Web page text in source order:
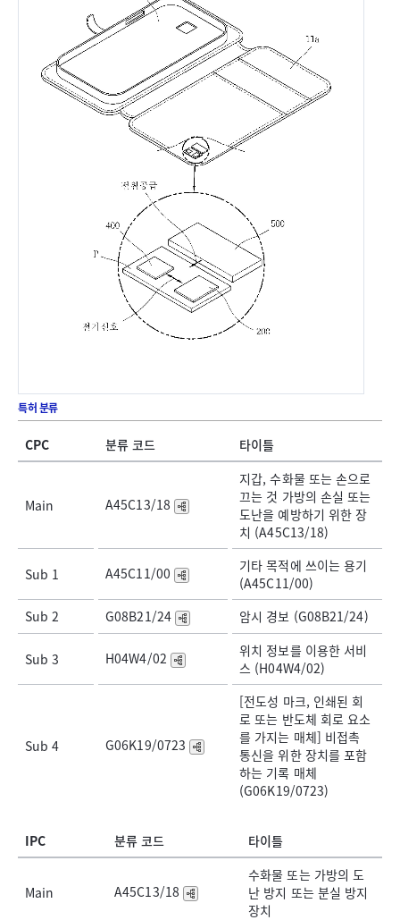
특허 분류
CPC 분류 코드 타이틀
Main A45C13/18
지갑, 수화물 또는 손으로
끄는 것 가방의 손실 또는
도난을 예방하기 위한 장
치 (A45C13/18)
Sub 1 A45C11/00
기타 목적에 쓰이는 용기
(A45C11/00)
Sub 2
G08B21/24 암시 경보 (G08B21/24)
Sub 3 H04W4/02
위치 정보를 이용한 서비
스 (H04W4/02)
Sub 4 G06K19/0723
[전도성 마크, 인쇄된 회
로 또는 반도체 회로 요소
를 가지는 매체] 비접촉
통신을 위한 장치를 포함
하는 기록 매체
(G06K19/0723)
IPC 분류 코드 타이틀
Main A45C13/18
수화물 또는 가방의 도
난 방지 또는 분실 방지
장치